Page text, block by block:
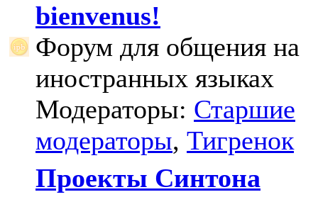
bienvenus!
Форум для общения на
иностранных языках
Модераторы: Старшие
модераторы, Тигренок
Проекты Синтона